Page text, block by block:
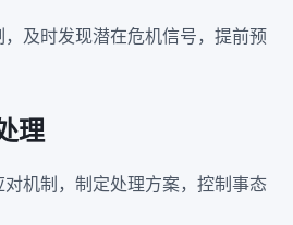
及时发现潜在危机信号，提前预
理
机制，制定处理方案，控制事态